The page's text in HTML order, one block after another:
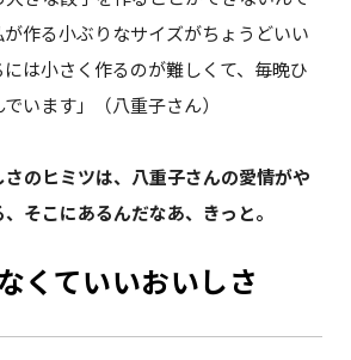
作る小ぶりなサイズがちょうどいい
は小さく作るのが難しくて、毎晩ひ
います」（八重子さん）
のヒミツは、八重子さんの愛情がや
そこにあるんだなあ、きっと。
くていいおいしさ